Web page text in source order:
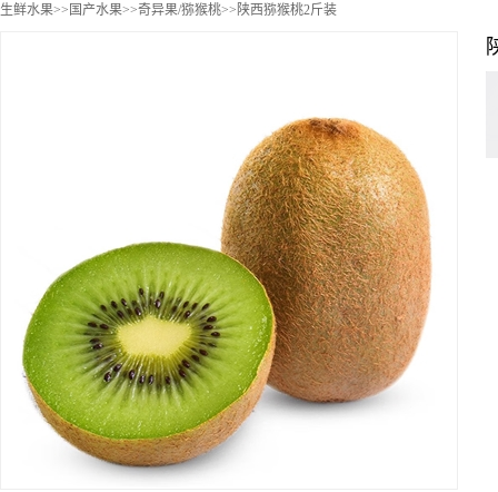
生鲜水果>> 国产水果>>奇异果/猕猴桃>>陕西猕猴桃2斤装